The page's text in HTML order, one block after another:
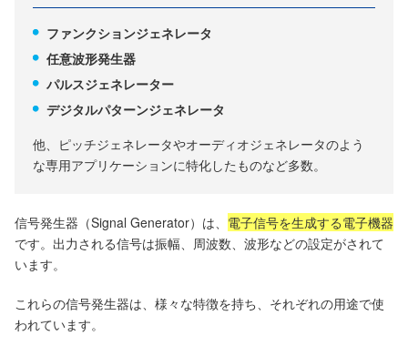
ファンクションジェネレータ
任意波形発生器
パルスジェネレーター
デジタルパターンジェネレータ
他、ピッチジェネレータやオーディオジェネレータのよう
な専用アプリケーションに特化したものなど多数。
信号発生器（Signal Generator）は、 電子信号を生成する電子機器
です。出力される信号は振幅、周波数、波形などの設定がされて
います。
これらの信号発生器は、様々な特徴を持ち、それぞれの用途で使
われています。